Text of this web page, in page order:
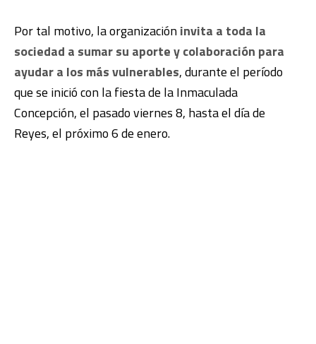
Por tal motivo, la organizacióninvita a toda la
sociedad a sumar su aporte y colaboración para
ayudar a los más vulnerables, durante el período
que se inició con la fiesta de la Inmaculada
Concepción, el pasado viernes 8, hasta el día de
Reyes, el próximo 6 de enero.